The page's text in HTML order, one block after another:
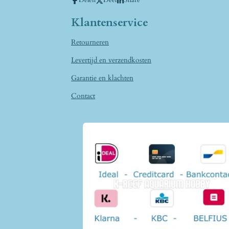
Klantenservice
Retourneren
Levertijd en verzendkosten
Garantie en klachten
Contact